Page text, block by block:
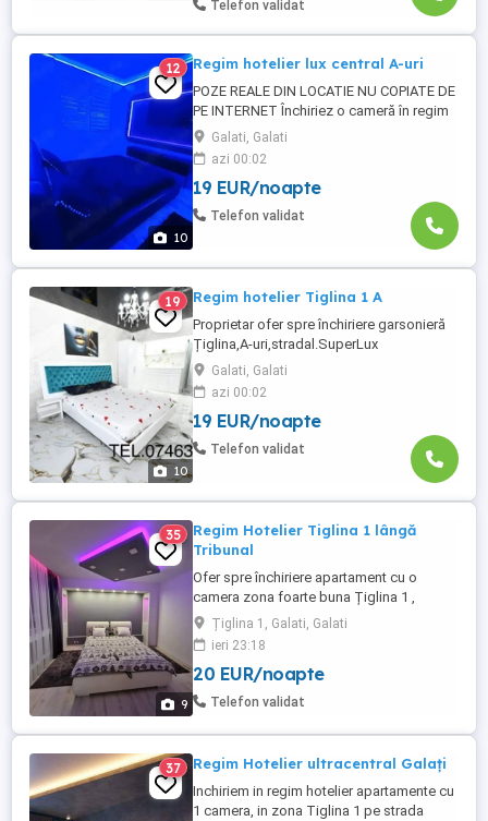
Telefon validat
10
12 Regim hotelier lux central A-uri
POZE REALE DIN LOCATIE NU COPIATE DE
PE INTERNET Închiriez o cameră în regim
hotelier,complet utilată, mobilată. Pat
matrimonial LED Frigider Cuptor cu
microunde Wi-fi Boiler Mașină de spălat
Apartamentul este situat pe Strada Brăilei,
în Țiglina 1, la A -uri,la o distanță foarte
Galati, Galati
azi 00:02
19 EUR/noapte
Telefon validat
10
19 Regim hotelier Tiglina 1 A
Proprietar ofer spre închiriere garsonieră
Țiglina,A-uri,stradal.SuperLux
mobilat,utilat,renovat 2021A.C. vară-
iarnă,internet,led Samsung ,boiler
Ariston,masina spălat,cuptor
microunde.Se închiriază cu
lenjerii,prosoape,veselă,la cheie,ca la
regim hotelier!!Ofer și rog seriozitate!!
Galati, Galati
azi 00:02
19 EUR/noapte
Telefon validat
9
35
Regim Hotelier Tiglina 1 lângă
Tribunal
Ofer spre închiriere apartament cu o
camera zona foarte buna Țiglina 1 ,
complet utilată, regim hotelier amenajata
recent ce vă oferă tot confortul. =Aer
Condiționat invertor =TV SMART
YOUTUBE NETFLIX =Frigider =Mașină de
spălat =Mașină de cafea =Cuptor
=Lenjerii ...
Țiglina 1, Galati, Galati
ieri 23:18
20 EUR/noapte
Telefon validat
37 Regim Hotelier ultracentral Galați
Inchiriem in regim hotelier apartamente cu
1 camera, in zona Tiglina 1 pe strada